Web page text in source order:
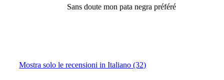
Sans doute mon pata negra préféré
Mostra solo le recensioni in Italiano (32)